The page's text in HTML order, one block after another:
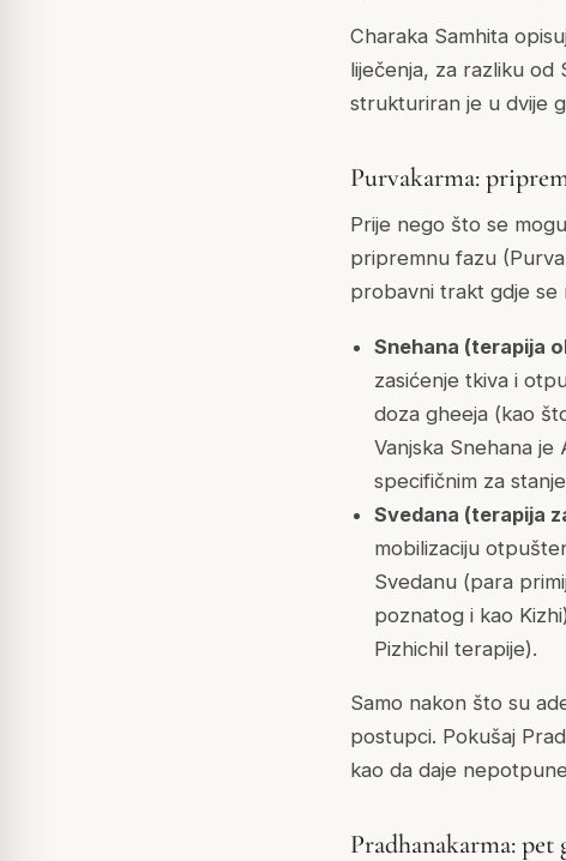
Charaka Samhita
liječenja, za razliku od
strukturiran je u dvije
Purvakarma:
Prije nego što se
pripremnu fazu
probavni trakt gdje se
Snehana (terapija
zasićenje tkiva i
doza gheeja (kao
Vanjska Snehana je
specifičnim za
Svedana (terapija
mobilizaciju
Svedanu (para
poznatog i kao
Pizhichil terapije).
Samo nakon što su
postupci. Pokušaj
kao da daje
Pradhanakarma: